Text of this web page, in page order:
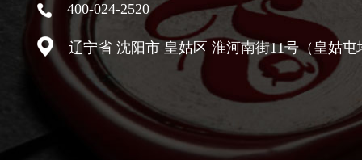
400-024-2520
辽宁省 沈阳市 皇姑区 淮河南街11号（皇姑